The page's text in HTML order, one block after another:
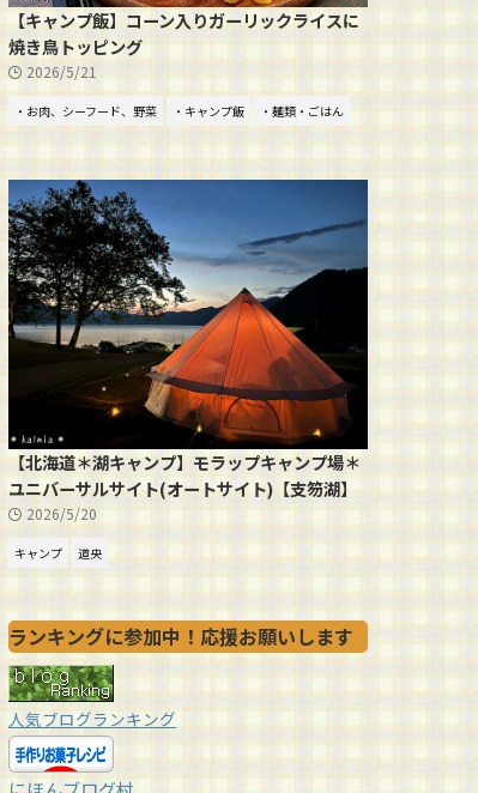
【キャンプ飯】コーン入りガーリックライスに
焼き鳥トッピング
2026/5/21
・お肉、シーフード、野菜 ・キャンプ飯 ・麺類・ごはん
【北海道＊湖キャンプ】モラップキャンプ場＊
ユニバーサルサイト(オートサイト)【支笏湖】
2026/5/20
キャンプ 道央
ランキングに参加中！応援お願いします
人気ブログランキング